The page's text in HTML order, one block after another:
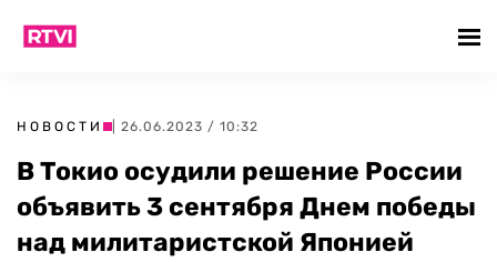
НОВОСТИ | 26.06.2023 / 10:32
В Токио осудили решение России
объявить 3 сентября Днем победы
над милитаристской Японией